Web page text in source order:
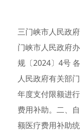
三门峡市人民政
门峡市人民政府
规〔2024〕4号
人民政府有关部
年度支付限额进
费用补助。二、
额医疗费用补助